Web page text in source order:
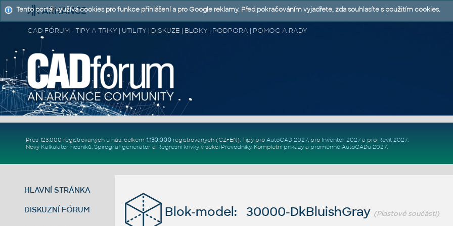
CAD FÓRUM - TIPY A TRIKY | UTILITY | DISKUZE | BLOKY | PODPORA | POMOC A RADY
Přes 123.000 registrovaných u nás, celkem 1.130.000registrovaných (CZ+EN). Tipy pro AutoCAD 2027, pro Inventor 2027a pro Revit 2027.
Nový Kalkulátor nosníků, Spirograf generátor a Regresní křivkyv sekci Převodníky. Kompletní příkazya proměnné AutoCADu 2027.
HLAVNÍ STRÁNKA
DISKUZNÍ FÓRUM Blok-model: 30000-DkBluishGray (Plastové součásti)
Tento portál využívá cookies pro funkce přihlášení a pro Google reklamy. Před pokračováním vyjadřete, zda souhlasíte s použitím cookies.